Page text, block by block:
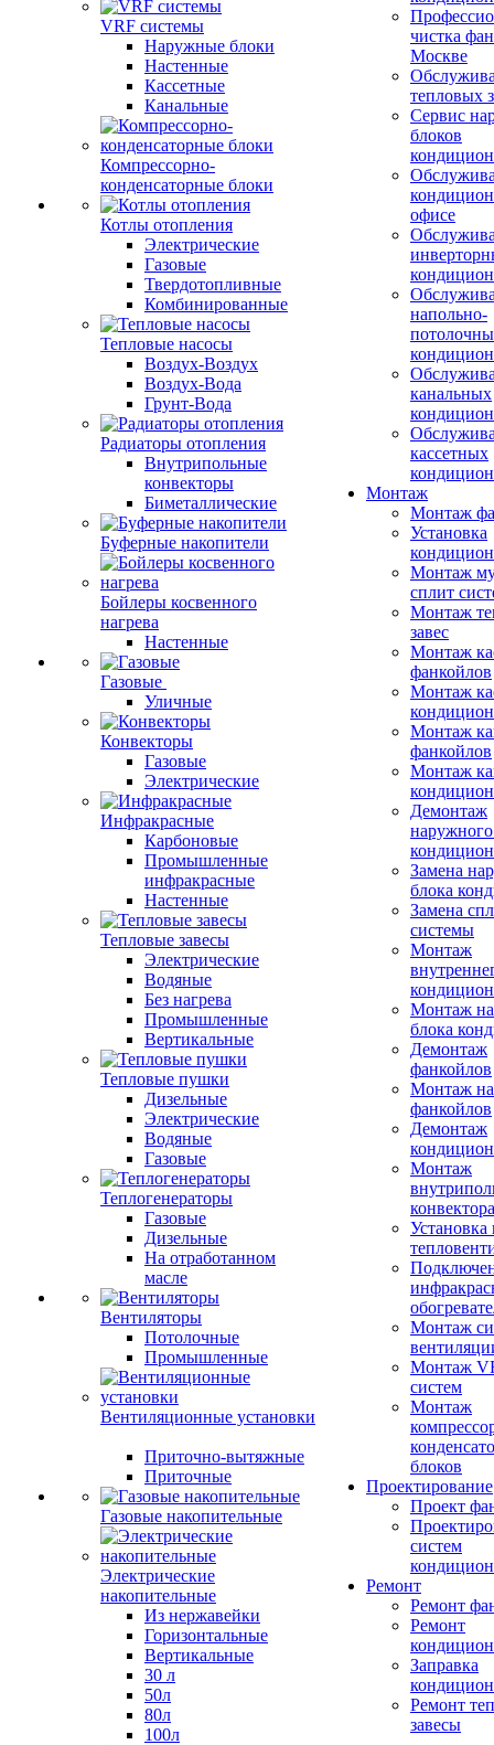
VRF системы
Наружные блоки
Настенные
Кассетные
Канальные
Компрессорно-
конденсаторные блоки
Котлы отопления
Электрические
Газовые
Твердотопливные
Комбинированные
Тепловые насосы
Воздух-Воздух
Воздух-Вода
Грунт-Вода
Радиаторы отопления
Внутрипольные
конвекторы
Биметаллические
Буферные накопители
Бойлеры косвенного
нагрева
Настенные
Газовые
Уличные
Конвекторы
Газовые
Электрические
Инфракрасные
Карбоновые
Промышленные
инфракрасные
Настенные
Тепловые завесы
Электрические
Водяные
Без нагрева
Промышленные
Вертикальные
Тепловые пушки
Дизельные
Электрические
Водяные
Газовые
Теплогенераторы
Газовые
Дизельные
На отработанном
масле
Вентиляторы
Потолочные
Промышленные
Вентиляционные установки
Приточно-вытяжные
Приточные
Газовые накопительные
Электрические
накопительные
Из нержавейки
Горизонтальные
Вертикальные
30 л
50л
80л
100л
чистка
Москве
тепловых
Сервис
блоков
офисе
напольно-
канальных
кассетных
Монтаж
Монтаж
Установка
Монтаж
сплит
Монтаж
завес
Монтаж
фанкойлов
Монтаж
Монтаж
фанкойлов
Монтаж
Демонтаж
Замена
блока
Замена
системы
Монтаж
Монтаж
блока
Демонтаж
фанкойлов
Монтаж
фанкойлов
Демонтаж
Монтаж
конвектора
Установка
Монтаж
Монтаж
систем
Монтаж
блоков
Проектирование
Проект
систем
Ремонт
Ремонт
Ремонт
Заправка
Ремонт
завесы